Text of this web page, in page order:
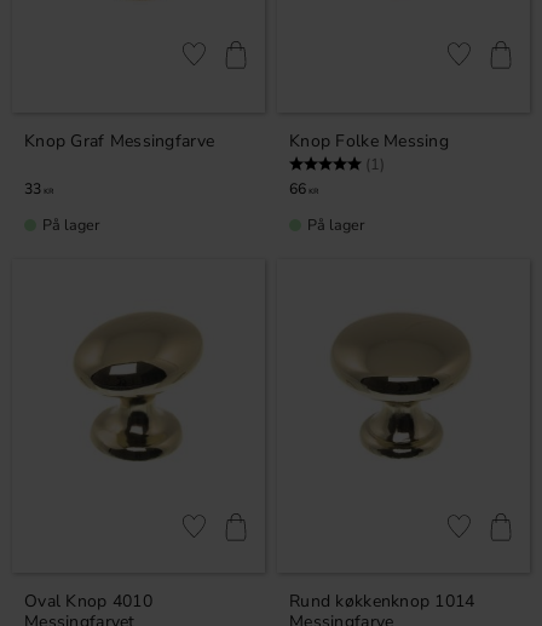
Knop Graf Messingfarve
33 KR
Gem som favorit
På lager
Knop Folke Messing
Vurdering: (1)
66 KR
Gem som
På lager
Oval Knop 4010
Messingfarvet
Gem som favorit
Rund køkkenknop 1014
Messingfarve
Gem som